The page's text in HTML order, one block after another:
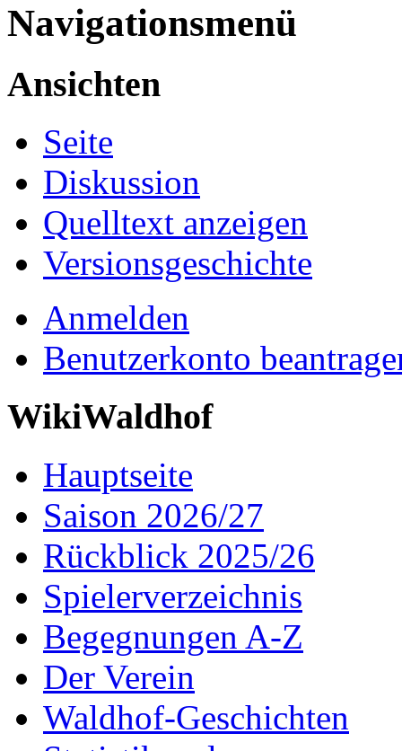
Navigationsmenü
Ansichten
Seite
Diskussion
Quelltext anzeigen
Versionsgeschichte
Anmelden
Benutzerkonto
WikiWaldhof
Hauptseite
Saison 2026/27
Rückblick 2025/26
Spielerverzeichnis
Begegnungen A-Z
Der Verein
Waldhof-Geschichten